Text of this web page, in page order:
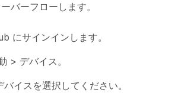
バーフローします。
にサインインします。
> デバイス。
イスを選択してください。